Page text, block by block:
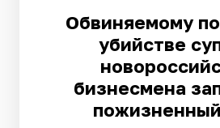
Обвиняемому
убийстве
бизнесмена